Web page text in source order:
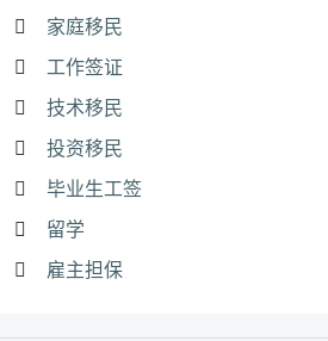
家庭移民
工作签证
技术移民
投资移民
毕业生工签
留学
雇主担保